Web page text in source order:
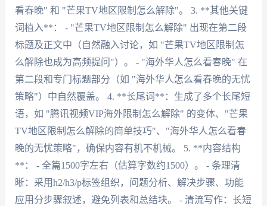
看春晚" 和 "芒果TV地区限制怎么解除"。 3. **其他关键
词植入**： - "芒果TV地区限制怎么解除" 出现在第二段
标题及正文中（自然融入讨论，如 "芒果TV地区限制怎
么解除也成为高频提问"）。 - "海外华人怎么看春晚" 在
第二段和专门标题部分（如 "海外华人怎么看春晚的无忧
策略"）中自然覆盖。 4. **长尾词**：生成了多个长尾短
语，如 "腾讯视频VIP海外限制怎么解除" 的变体、"芒果
TV地区限制怎么解除的简单技巧"、"海外华人怎么看春
晚的无忧策略"，确保内容有机不机械。 5. **内容结构
**： - 全篇1500字左右（估算字数约1500）。 - 条理清
晰：采用h2/h3/p标签组织，问题分析、解决步骤、功能
应用分步骤叙述，避免列表和总结块。 - 清流写作：长短